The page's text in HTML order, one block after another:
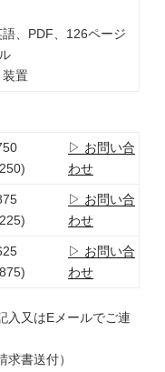
、PDF、126ページ
装置
▷ お問い合
わせ
▷ お問い合
わせ
▷ お問い合
わせ
入又はEメールでご連
書送付）